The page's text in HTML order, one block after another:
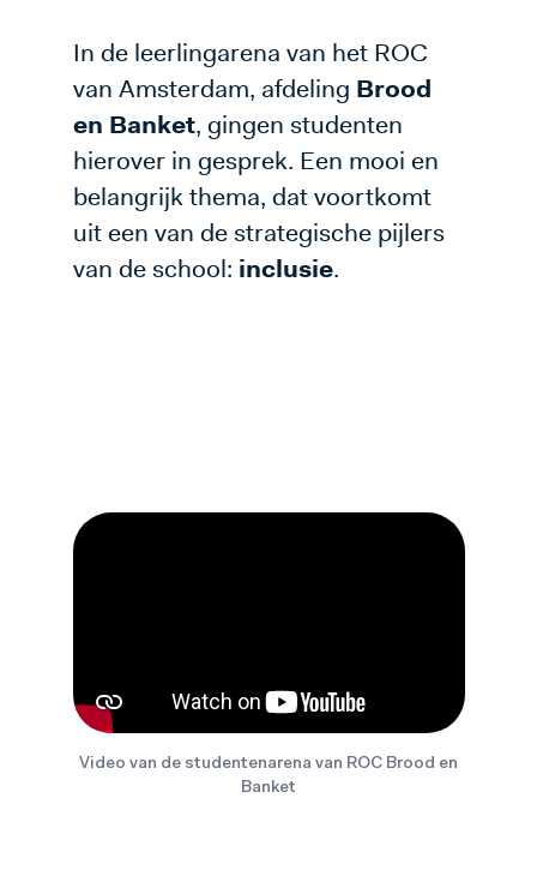
In de leerlingarena van het ROC
van Amsterdam, afdeling Brood
en Banket, gingen studenten
hierover in gesprek. Een mooi en
belangrijk thema, dat voortkomt
uit een van de strategische pijlers
van de school: inclusie.
Video van de studentenarena van ROC Brood en
Banket